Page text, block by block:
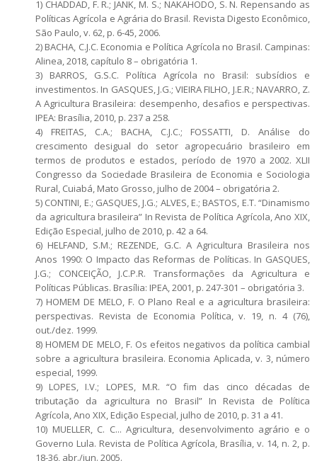
1) CHADDAD, F. R.; JANK, M. S.; NAKAHODO, S. N. Repensando as
Políticas Agrícola e Agrária do Brasil. Revista Digesto Econômico,
São Paulo, v. 62, p. 6-45, 2006.
2) BACHA, C.J.C. Economia e Política Agrícola no Brasil. Campinas:
Alinea, 2018, capítulo 8 – obrigatória 1.
3) BARROS, G.S.C. Política Agrícola no Brasil: subsídios e
investimentos. In GASQUES, J.G.; VIEIRA FILHO, J.E.R.; NAVARRO, Z.
A Agricultura Brasileira: desempenho, desafios e perspectivas.
IPEA: Brasília, 2010, p. 237 a 258.
4) FREITAS, C.A.; BACHA, C.J.C.; FOSSATTI, D. Análise do
crescimento desigual do setor agropecuário brasileiro em
termos de produtos e estados, período de 1970 a 2002. XLII
Congresso da Sociedade Brasileira de Economia e Sociologia
Rural, Cuiabá, Mato Grosso, julho de 2004 – obrigatória 2.
5) CONTINI, E.; GASQUES, J.G.; ALVES, E.; BASTOS, E.T. “Dinamismo
da agricultura brasileira” In Revista de Política Agrícola, Ano XIX,
Edição Especial, julho de 2010, p. 42 a 64.
6) HELFAND, S.M.; REZENDE, G.C. A Agricultura Brasileira nos
Anos 1990: O Impacto das Reformas de Políticas. In GASQUES,
J.G.; CONCEIÇÃO, J.C.P.R. Transformações da Agricultura e
Políticas Públicas. Brasília: IPEA, 2001, p. 247-301 – obrigatória 3.
7) HOMEM DE MELO, F. O Plano Real e a agricultura brasileira:
perspectivas. Revista de Economia Política, v. 19, n. 4 (76),
out./dez. 1999.
8) HOMEM DE MELO, F. Os efeitos negativos da política cambial
sobre a agricultura brasileira. Economia Aplicada, v. 3, número
especial, 1999.
9) LOPES, I.V.; LOPES, M.R. “O fim das cinco décadas de
tributação da agricultura no Brasil” In Revista de Política
Agrícola, Ano XIX, Edição Especial, julho de 2010, p. 31 a 41.
10) MUELLER, C. C... Agricultura, desenvolvimento agrário e o
Governo Lula. Revista de Política Agrícola, Brasília, v. 14, n. 2, p.
18-36, abr./jun. 2005.